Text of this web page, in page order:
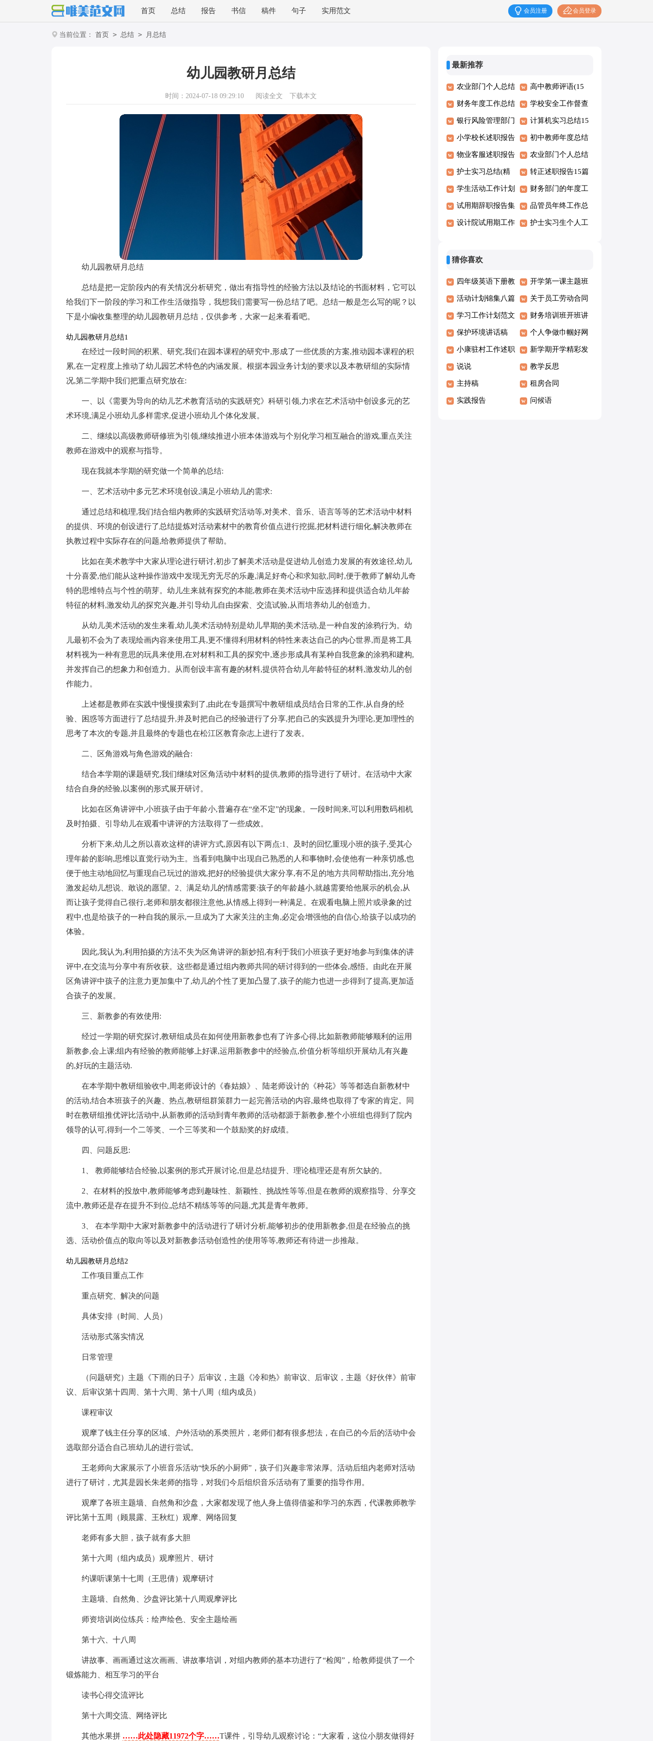
首页 总结 报告 书信 稿件 句子 实用范文 会员登录
会员注册
当前位置： 首页 > 总结 > 月总结
幼儿园教研月总结
时间：2024-07-18 09:29:10 阅读全文 下载本文
幼儿园教研月总结
总结是把一定阶段内的有关情况分析研究，做出有指导性的经验方法以及结论的书面材料，它可以
给我们下一阶段的学习和工作生活做指导，我想我们需要写一份总结了吧。总结一般是怎么写的呢？以
下是小编收集整理的幼儿园教研月总结，仅供参考，大家一起来看看吧。
幼儿园教研月总结1
在经过一段时间的积累、研究,我们在园本课程的研究中,形成了一些优质的方案,推动园本课程的积
累,在一定程度上推动了幼儿园艺术特色的内涵发展。根据本园业务计划的要求以及本教研组的实际情
况,第二学期中我们把重点研究放在:
一、以《需要为导向的幼儿艺术教育活动的实践研究》科研引领,力求在艺术活动中创设多元的艺
术环境,满足小班幼儿多样需求,促进小班幼儿个体化发展。
二、继续以高级教师研修班为引领,继续推进小班本体游戏与个别化学习相互融合的游戏,重点关注
教师在游戏中的观察与指导。
现在我就本学期的研究做一个简单的总结:
一、艺术活动中多元艺术环境创设,满足小班幼儿的需求:
通过总结和梳理,我们结合组内教师的实践研究活动等,对美术、音乐、语言等等的艺术活动中材料
的提供、环境的创设进行了总结提炼对活动素材中的教育价值点进行挖掘,把材料进行细化,解决教师在
执教过程中实际存在的问题,给教师提供了帮助。
比如在美术教学中大家从理论进行研讨,初步了解美术活动是促进幼儿创造力发展的有效途径,幼儿
十分喜爱,他们能从这种操作游戏中发现无穷无尽的乐趣,满足好奇心和求知欲,同时,便于教师了解幼儿奇
特的思维特点与个性的萌芽。幼儿生来就有探究的本能,教师在美术活动中应选择和提供适合幼儿年龄
特征的材料,激发幼儿的探究兴趣,并引导幼儿自由探索、交流试验,从而培养幼儿的创造力。
从幼儿美术活动的发生来看,幼儿美术活动特别是幼儿早期的美术活动,是一种自发的涂鸦行为。幼
儿最初不会为了表现绘画内容来使用工具,更不懂得利用材料的特性来表达自己的内心世界,而是将工具
材料视为一种有意思的玩具来使用,在对材料和工具的探究中,逐步形成具有某种自我意象的涂鸦和建构,
并发挥自己的想象力和创造力。从而创设丰富有趣的材料,提供符合幼儿年龄特征的材料,激发幼儿的创
作能力。
上述都是教师在实践中慢慢摸索到了,由此在专题撰写中教研组成员结合日常的工作,从自身的经
验、困惑等方面进行了总结提升,并及时把自己的经验进行了分享,把自己的实践提升为理论,更加理性的
思考了本次的专题,并且最终的专题也在松江区教育杂志上进行了发表。
二、区角游戏与角色游戏的融合:
结合本学期的课题研究,我们继续对区角活动中材料的提供,教师的指导进行了研讨。在活动中大家
结合自身的经验,以案例的形式展开研讨。
比如在区角讲评中,小班孩子由于年龄小,普遍存在“坐不定”的现象。一段时间来,可以利用数码相机
及时拍摄、引导幼儿在观看中讲评的方法取得了一些成效。
分析下来,幼儿之所以喜欢这样的讲评方式,原因有以下两点:1、及时的回忆重现小班的孩子,受其心
理年龄的影响,思维以直觉行动为主。当看到电脑中出现自己熟悉的人和事物时,会使他有一种亲切感,也
便于他主动地回忆与重现自己玩过的游戏,把好的经验提供大家分享,有不足的地方共同帮助指出,充分地
激发起幼儿想说、敢说的愿望。2、满足幼儿的情感需要:孩子的年龄越小,就越需要给他展示的机会,从
而让孩子觉得自己很行,老师和朋友都很注意他,从情感上得到一种满足。在观看电脑上照片或录象的过
程中,也是给孩子的一种自我的展示,一旦成为了大家关注的主角,必定会增强他的自信心,给孩子以成功的
体验。
因此,我认为,利用拍摄的方法不失为区角讲评的新妙招,有利于我们小班孩子更好地参与到集体的讲
评中,在交流与分享中有所收获。这些都是通过组内教师共同的研讨得到的一些体会,感悟。由此在开展
区角讲评中孩子的注意力更加集中了,幼儿的个性了更加凸显了,孩子的能力也进一步得到了提高,更加适
合孩子的发展。
三、新教参的有效使用:
经过一学期的研究探讨,教研组成员在如何使用新教参也有了许多心得,比如新教师能够顺利的运用
新教参,会上课;组内有经验的教师能够上好课,运用新教参中的经验点,价值分析等组织开展幼儿有兴趣
的,好玩的主题活动.
在本学期中教研组验收中,周老师设计的《春姑娘》、陆老师设计的《种花》等等都选自新教材中
的活动,结合本班孩子的兴趣、热点,教研组群策群力一起完善活动的内容,最终也取得了专家的肯定。同
时在教研组推优评比活动中,从新教师的活动到青年教师的活动都源于新教参,整个小班组也得到了院内
领导的认可,得到一个二等奖、一个三等奖和一个鼓励奖的好成绩。
四、问题反思:
1、 教师能够结合经验,以案例的形式开展讨论,但是总结提升、理论梳理还是有所欠缺的。
2、在材料的投放中,教师能够考虑到趣味性、新颖性、挑战性等等,但是在教师的观察指导、分享交
流中,教师还是存在提升不到位,总结不精练等等的问题,尤其是青年教师。
3、 在本学期中大家对新教参中的活动进行了研讨分析,能够初步的使用新教参,但是在经验点的挑
选、活动价值点的取向等以及对新教参活动创造性的使用等等,教师还有待进一步推敲。
幼儿园教研月总结2
工作项目重点工作
重点研究、解决的问题
具体安排（时间、人员）
活动形式落实情况
日常管理
（问题研究）主题《下雨的日子》后审议，主题《冷和热》前审议、后审议，主题《好伙伴》前审
议、后审议第十四周、第十六周、第十八周（组内成员）
课程审议
观摩了钱主任分享的区域、户外活动的系类照片，老师们都有很多想法，在自己的今后的活动中会
选取部分适合自己班幼儿的进行尝试。
王老师向大家展示了小班音乐活动“快乐的小厨师”，孩子们兴趣非常浓厚。活动后组内老师对活动
进行了研讨，尤其是园长朱老师的指导，对我们今后组织音乐活动有了重要的指导作用。
观摩了各班主题墙、自然角和沙盘，大家都发现了他人身上值得借鉴和学习的东西，代课教师教学
评比第十五周（顾晨露、王秋红）观摩、网络回复
老师有多大胆，孩子就有多大胆
第十六周（组内成员）观摩照片、研讨
约课听课第十七周（王思倩）观摩研讨
主题墙、自然角、沙盘评比第十八周观摩评比
师资培训岗位练兵：绘声绘色、安全主题绘画
第十六、十八周
讲故事、画画通过这次画画、讲故事培训，对组内教师的基本功进行了“检阅”，给教师提供了一个
锻炼能力、相互学习的平台
读书心得交流评比
第十六周交流、网络评比
其他水果拼 ……此处隐藏11972个字……T课件，引导幼儿观察讨论：“大家看，这位小朋友做得好
最新推荐
农业部门个人总结
8篇
高中教师评语(15
篇)
财务年度工作总结
15篇
学校安全工作督查
情况报告
银行风险管理部门
总结(11篇)
计算机实习总结15
篇
小学校长述职报告
(15篇)
初中教师年度总结
物业客服述职报告
15篇
农业部门个人总结
护士实习总结(精
选15篇)
转正述职报告15篇
学生活动工作计划 财务部门的年度工
作总结
试用期辞职报告集
合15篇
品管员年终工作总
结13篇
设计院试用期工作 护士实习生个人工
猜你喜欢
四年级英语下册教
学工作总结
开学第一课主题班
会策划书
活动计划锦集八篇 关于员工劳动合同
12篇
学习工作计划范文
集合六篇
财务培训班开班讲
话稿
保护环境讲话稿 个人争做巾帼好网
民倡议书
小康驻村工作述职
报告
新学期开学精彩发
言稿
说说 教学反思
主持稿 租房合同
实践报告 问候语